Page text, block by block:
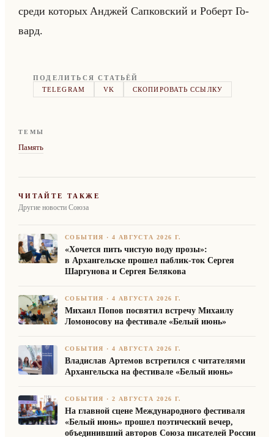
среди ко­то­рых Ан­джей Сап­ков­ский и Ро­берт Го­
вард.
ПОДЕЛИТЬСЯ СТАТЬЁЙ
TELEGRAM
VK СКОПИРОВАТЬ ССЫЛКУ
ТЕМЫ
Память
ЧИТАЙТЕ ТАКЖЕ
Другие новости Союза
СОБЫТИЯ ·4 АВГУСТА 2026 Г.
«Хочется пить чистую воду прозы»:
в Архангельске прошел паблик-ток Сергея
Шаргунова и Сергея Белякова
СОБЫТИЯ ·4 АВГУСТА 2026 Г.
Михаил Попов посвятил встречу Михаилу
Ломоносову на фестивале «Белый июнь»
СОБЫТИЯ ·4 АВГУСТА 2026 Г.
Владислав Артемов встретился с читателями
Архангельска на фестивале «Белый июнь»
СОБЫТИЯ ·2 АВГУСТА 2026 Г.
На главной сцене Международного фестиваля
«Белый июнь» прошел поэтический вечер,
объединивший авторов Союза писателей России